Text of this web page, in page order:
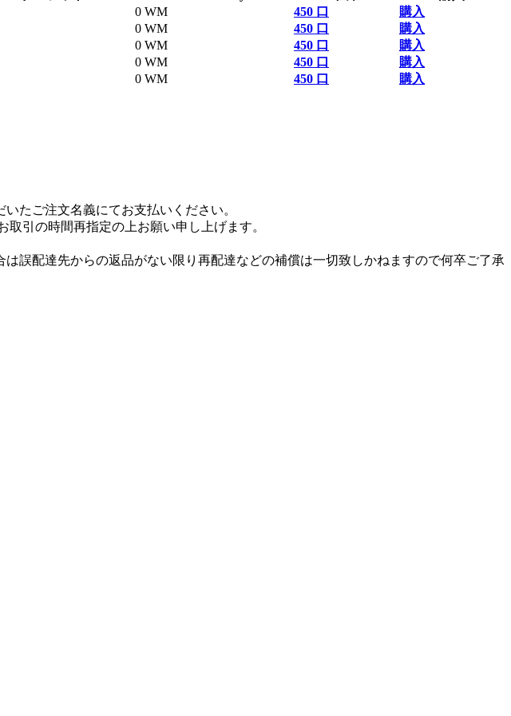
0 WM 450 口
購入
0 WM 450 口
購入
0 WM 450 口
購入
0 WM 450 口
購入
0 WM 450 口 購入
たご注文名義にてお支払いください。
引の時間再指定の上お願い申し上げます。
誤配達先からの返品がない限り再配達などの補償は一切致しかねますので何卒ご了承